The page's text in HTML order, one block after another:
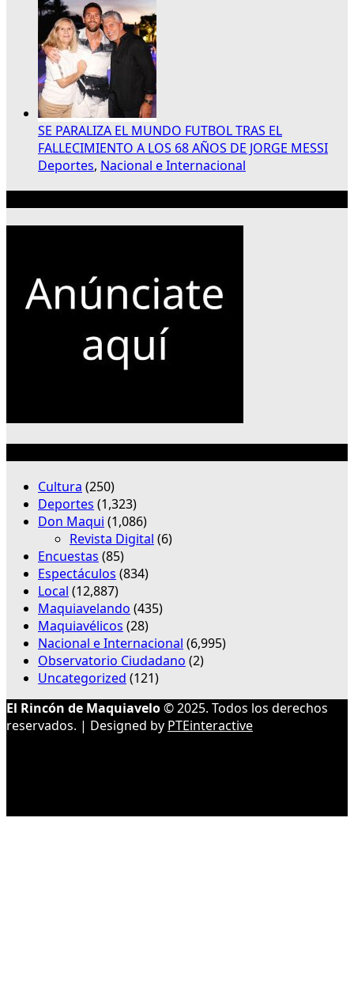
SE PARALIZA EL MUNDO FUTBOL TRAS EL
FALLECIMIENTO A LOS 68 AÑOS DE JORGE MESSI
Deportes, Nacional e Internacional
Cultura (250)
Deportes (1,323)
Don Maqui (1,086)
Revista Digital (6)
Encuestas (85)
Espectáculos (834)
Local (12,887)
Maquiavelando (435)
Maquiavélicos (28)
Nacional e Internacional (6,995)
Observatorio Ciudadano (2)
Uncategorized (121)
El Rincón de Maquiavelo© 2025. Todos los derechos
reservados. | Designed by PTEinteractive